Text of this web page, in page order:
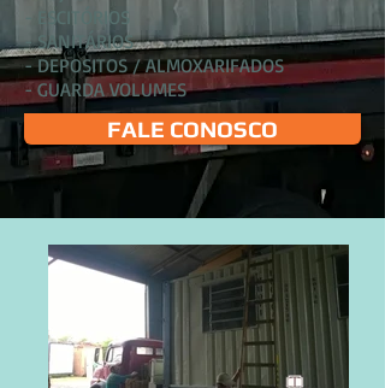
- ESCITÓRIOS
- SANITÁRIOS
- DEPOSITOS / ALMOXARIFADOS
- GUARDA VOLUMES
FALE CONOSCO